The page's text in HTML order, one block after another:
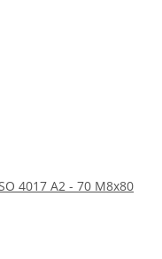
4017 A2 - 70 M8x80